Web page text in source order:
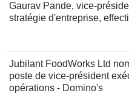
Gaurav Pande, vice-
stratégie d'entreprise,
Jubilant FoodWorks Ltd
poste de vice-président
opérations - Domino's